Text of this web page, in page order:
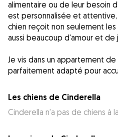
alimentaire ou de leur besoin
est personnalisée et
chien reçoit non seulement les
aussi beaucoup d'amour et de
Je vis dans un appartement
parfaitement adapté pour
Les chiens de Cinderella
Cinderella n'a pas de chiens à